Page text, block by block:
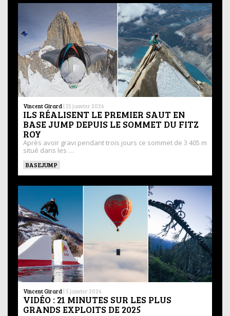
Vincent Girard | 21 janvier 2026
ILS RÉALISENT LE PREMIER SAUT EN
BASE JUMP DEPUIS LE SOMMET DU FITZ
ROY
Après avoir gravi pendant trois jours ce sommet de 3 405 m
situé dans les …
BASEJUMP
Vincent Girard | 5 janvier 2026
VIDÉO : 21 MINUTES SUR LES PLUS
GRANDS EXPLOITS DE 2025